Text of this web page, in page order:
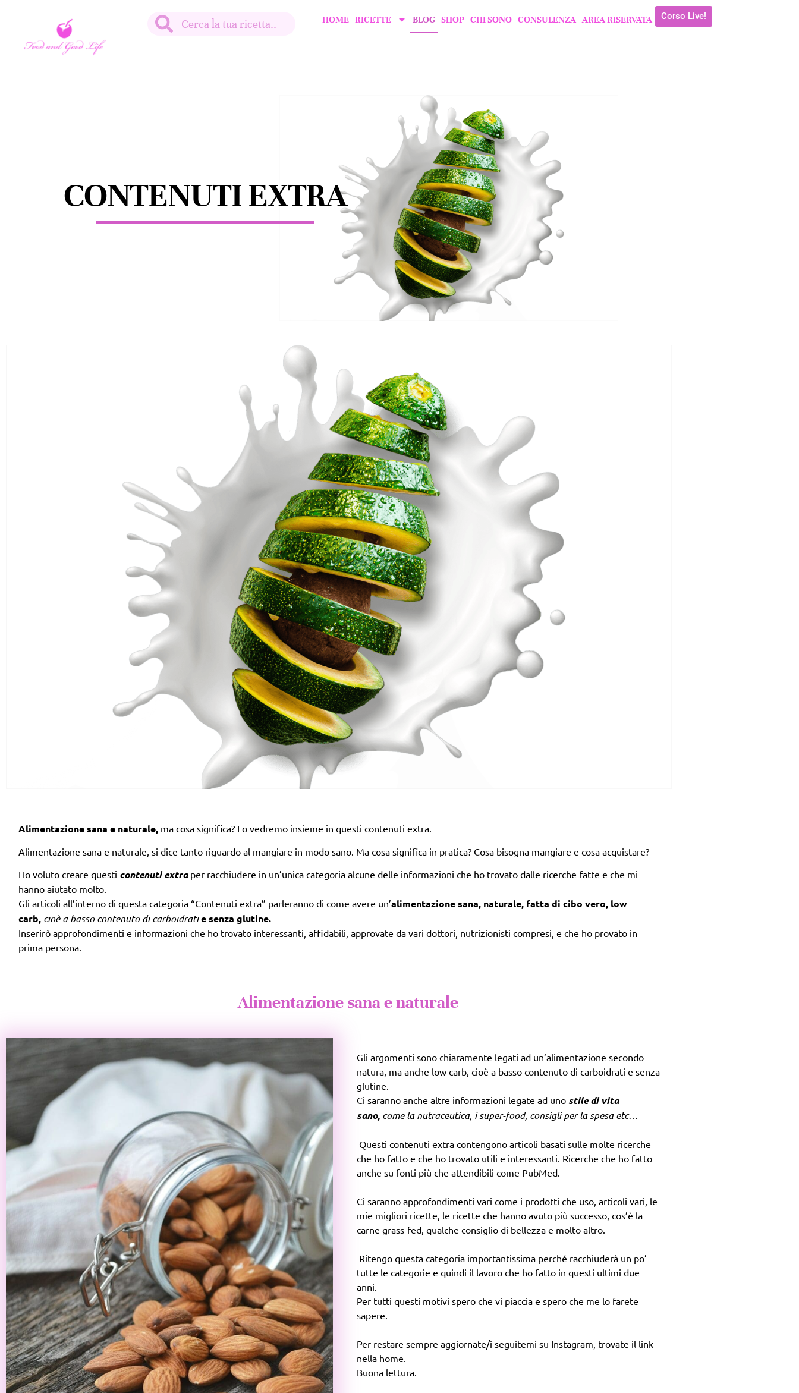
HOME RICETTE BLOG SHOP CHI SONO CONSULENZA AREA RISERVATA Corso Live!
CONTENUTI EXTRA
Alimentazione sana e naturale, ma cosa significa? Lo vedremo insieme in questi contenuti extra.
Alimentazione sana e naturale, si dice tanto riguardo al mangiare in modo sano. Ma cosa significa in pratica? Cosa bisogna mangiare e cosa acquistare?
Ho voluto creare questi contenuti extra per racchiudere in un’unica categoria alcune delle informazioni che ho trovato dalle ricerche fatte e che mi
hanno aiutato molto.
Gli articoli all’interno di questa categoria “Contenuti extra” parleranno di come avere un’alimentazione sana, naturale, fatta di cibo vero, low
carb, cioè a basso contenuto di carboidratie senza glutine.
Inserirò approfondimenti e informazioni che ho trovato interessanti, affidabili, approvate da vari dottori, nutrizionisti compresi, e che ho provato in
prima persona.
Alimentazione sana e naturale
Gli argomenti sono chiaramente legati ad un’alimentazione secondo
natura, ma anche low carb, cioè a basso contenuto di carboidrati e senza
glutine.
Ci saranno anche altre informazioni legate ad uno stile di vita
sano, come la nutraceutica, i super-food, consigli per la spesa etc…
Questi contenuti extra contengono articoli basati sulle molte ricerche
che ho fatto e che ho trovato utili e interessanti. Ricerche che ho fatto
anche su fonti più che attendibili come PubMed.
Ci saranno approfondimenti vari come i prodotti che uso, articoli vari, le
mie migliori ricette, le ricette che hanno avuto più successo, cos’è la
carne grass-fed, qualche consiglio di bellezza e molto altro.
Ritengo questa categoria importantissima perché racchiuderà un po’
tutte le categorie e quindi il lavoro che ho fatto in questi ultimi due
anni.
Per tutti questi motivi spero che vi piaccia e spero che me lo farete
sapere.
Per restare sempre aggiornate/i seguitemi su Instagram, trovate il link
nella home.
Buona lettura.